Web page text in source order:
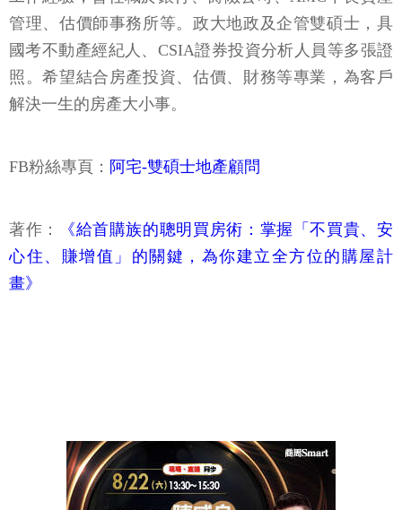
管理、估價師事務所等。政大地政及企管雙碩士，具
國考不動產經紀人、CSIA證券投資分析人員等多張證
照。希望結合房產投資、估價、財務等專業，為客戶
解決一生的房產大小事。
FB粉絲專頁： 阿宅-雙碩士地產顧問
著作：
《給首購族的聰明買房術：掌握「不買貴、安
心住、賺增值」的關鍵，為你建立全方位的購屋計
畫》